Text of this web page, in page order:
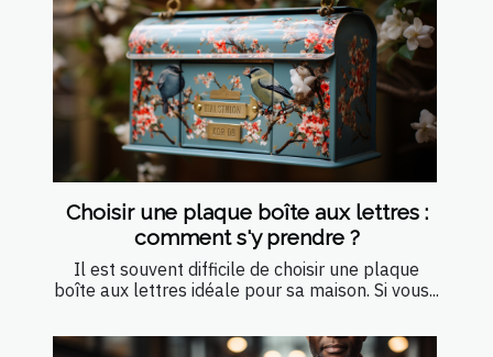
Choisir une plaque boîte aux lettres :
comment s'y prendre ?
Il est souvent difficile de choisir une plaque
boîte aux lettres idéale pour sa maison. Si vous...